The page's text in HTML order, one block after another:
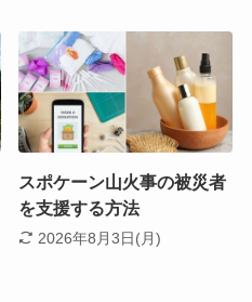
スポケーン山火事の被災者
を支援する方法
2026年8月3日(月)